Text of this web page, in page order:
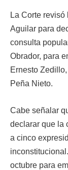
La Corte
Aguilar para
consulta
Obrador, para
Ernesto
Peña Nieto.
Cabe señalar
declarar que la
a cinco
octubre para